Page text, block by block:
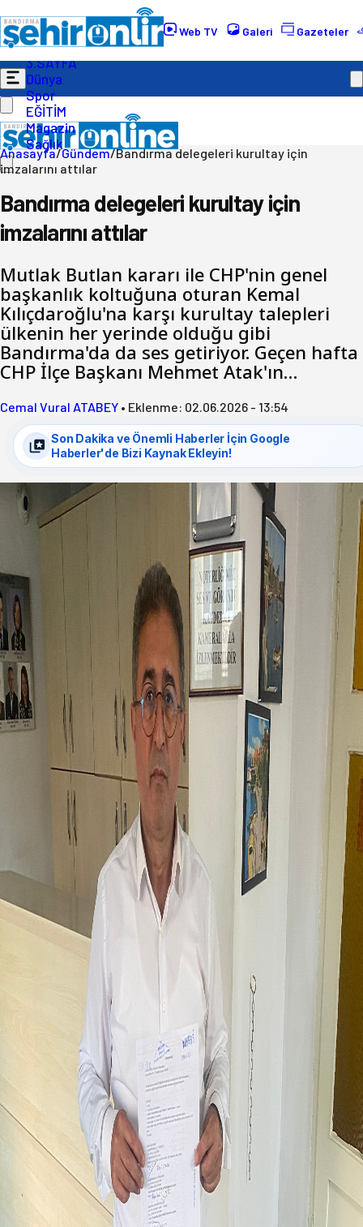
Web TV Galeri Gazeteler
Gündem
Ekonomi
Politika
3.SAYFA
Dünya
Spor
EĞİTİM
Magazin
Sağlık
Anasayfa/Gündem/Bandırma delegeleri kurultay için
imzalarını attılar
Bandırma delegeleri kurultay için
imzalarını attılar
Mutlak Butlan kararı ile CHP'nin genel
başkanlık koltuğuna oturan Kemal
Kılıçdaroğlu'na karşı kurultay talepleri
ülkenin her yerinde olduğu gibi
Bandırma'da da ses getiriyor. Geçen hafta
CHP İlçe Başkanı Mehmet Atak'ın…
Cemal Vural ATABEY • Eklenme: 02.06.2026 - 13:54
Son Dakika ve Önemli Haberler İçin Google
Haberler'de Bizi Kaynak Ekleyin!